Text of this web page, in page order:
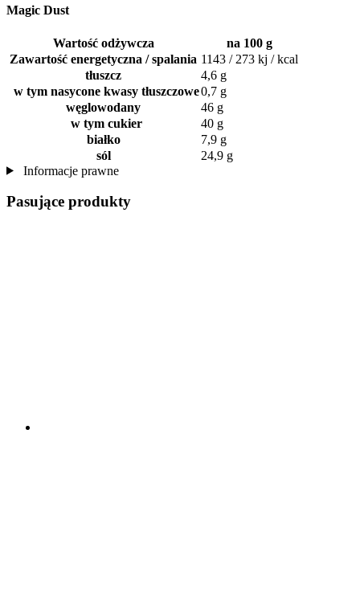
Magic Dust
Wartość odżywcza
na 100 g
Zawartość energetyczna / spalania 1143 / 273 kj / kcal
tłuszcz
4,6 g
w tym nasycone kwasy tłuszczowe0,7 g
węglowodany
46 g
w tym cukier
40 g
białko
7,9 g
sól
24,9 g
Informacje prawne
Pasujące produkty